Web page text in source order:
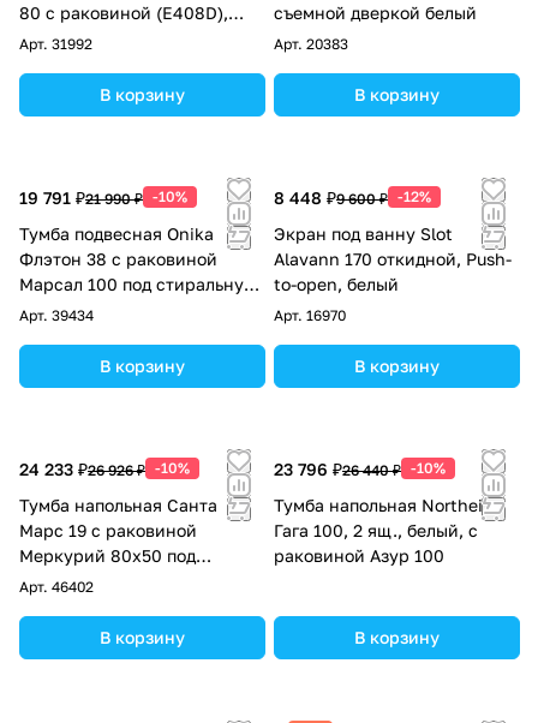
80 с раковиной (Е408D),
амарок
Арт. 31992
В корзину
съемной дверкой белый
Арт. 20383
В корзину
19 791 ₽21 990 ₽ -10%
Тумба подвесная Onika
Флэтон 38 с раковиной
Марсал 100 под стиральную
машину, R, белая
Арт. 39434
В корзину
8 448 ₽9 600 ₽ -12%
Экран под ванну Slot
Alavann 170 откидной, Push-
to-open, белый
Арт. 16970
В корзину
24 233 ₽26 926 ₽ -10%
Тумба напольная Санта
Марс 19 с раковиной
Меркурий 80х50 под
стиральную машину левая,
Арт. 46402
В корзину
23 796 ₽26 440 ₽ -10%
Тумба напольная Northeis
Гага 100, 2 ящ., белый, с
раковиной Азур 100
В корзину